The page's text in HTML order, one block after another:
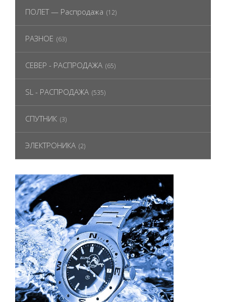
ПОЛЕТ — Распродажа (12)
РАЗНОЕ (63)
СЕВЕР - РАСПРОДАЖА (65)
SL - РАСПРОДАЖА (535)
СПУТНИК (3)
ЭЛЕКТРОНИКА (2)